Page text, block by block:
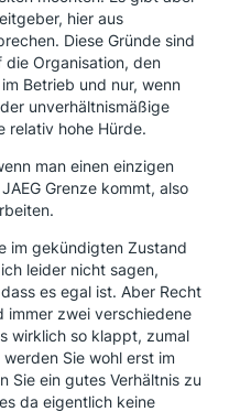
hier aus
Diese Gründe sind
die Organisation, den
Betrieb und nur, wenn
unverhältnismäßige
relativ hohe Hürde.
man einen einzigen
Grenze kommt, also
im gekündigten Zustand
leider nicht sagen,
es egal ist. Aber Recht
immer zwei verschiedene
wirklich so klappt, zumal
Sie wohl erst im
Sie ein gutes Verhältnis zu
da eigentlich keine